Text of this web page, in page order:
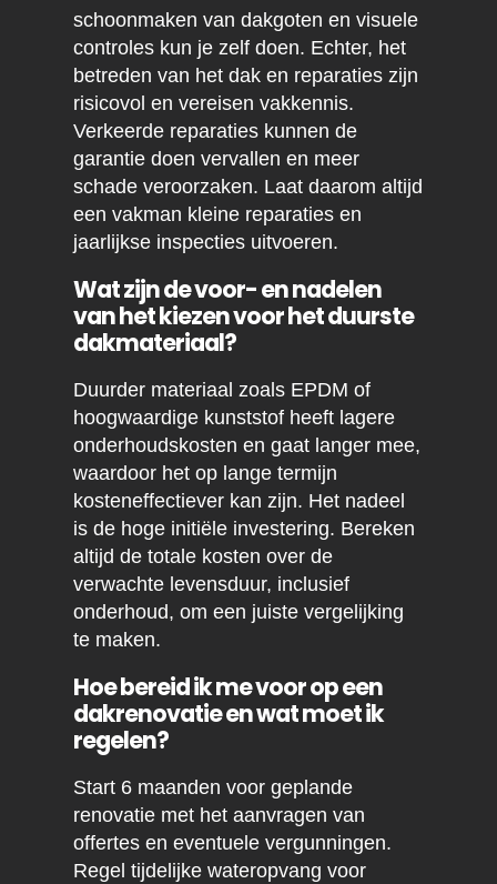
schoonmaken van dakgoten en visuele
controles kun je zelf doen. Echter, het
betreden van het dak en reparaties zijn
risicovol en vereisen vakkennis.
Verkeerde reparaties kunnen de
garantie doen vervallen en meer
schade veroorzaken. Laat daarom altijd
een vakman kleine reparaties en
jaarlijkse inspecties uitvoeren.
Wat zijn de voor- en nadelen
van het kiezen voor het duurste
dakmateriaal?
Duurder materiaal zoals EPDM of
hoogwaardige kunststof heeft lagere
onderhoudskosten en gaat langer mee,
waardoor het op lange termijn
kosteneffectiever kan zijn. Het nadeel
is de hoge initiële investering. Bereken
altijd de totale kosten over de
verwachte levensduur, inclusief
onderhoud, om een juiste vergelijking
te maken.
Hoe bereid ik me voor op een
dakrenovatie en wat moet ik
regelen?
Start 6 maanden voor geplande
renovatie met het aanvragen van
offertes en eventuele vergunningen.
Regel tijdelijke wateropvang voor